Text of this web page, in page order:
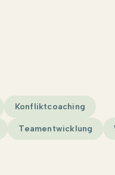
Konfliktcoaching
Teamentwicklung